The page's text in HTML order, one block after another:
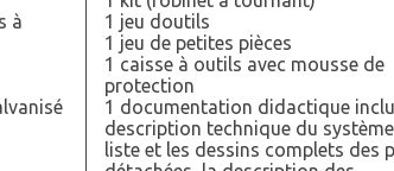
à
1 jeu doutils
1 jeu de petites pièces
1 caisse à outils avec mousse de
protection
1 documentation didactique
description technique du
liste et les dessins complets des